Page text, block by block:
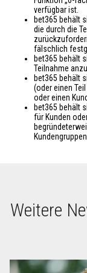
verfügbar ist.
bet365 behält
die durch die
fälschlich
bet365 behält
Teilnahme
bet365 behält
(oder einen
oder einen
bet365 behält
für Kunden
Weitere